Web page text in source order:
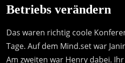
Betriebs verändern
Das waren richtig coole
Tage. Auf dem Mind.set war
Am zweiten war Henry dabei.